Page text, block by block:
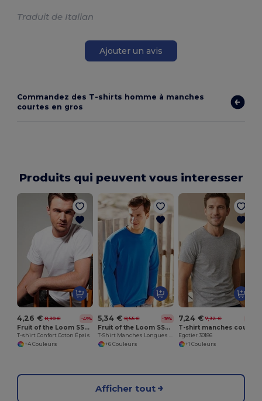
Traduit de Italian
Ajouter un avis
Commandez des T-shirts homme à manches
courtes en gros
Produits qui peuvent vous interesser
4,26 € 8,30 € -49%
Fruit of the Loom SS008
T-shirt Confort Coton Épais
+4 Couleurs
5,34 € 8,55 € -38%
Fruit of the Loom SS032
T-Shirt Manches Longues Homme Valueweight
+6 Couleurs
7,24 € 7,32 €
Egotier 30186
+1 Couleurs
Afficher tout